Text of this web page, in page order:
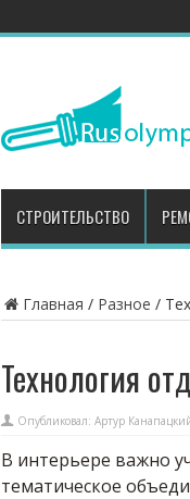
СТРОИТЕЛЬСТВО
Главная / Разное /
Технология
Опубликовал: Артур
В интерьере важно
тематическое